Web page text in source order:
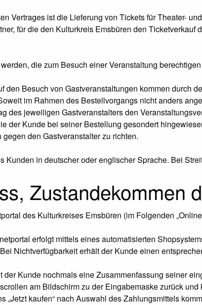
Vertrages ist die Lieferung von Tickets für Theater-
für die den Kulturkreis Emsbüren den Ticketverkauf
die zum Besuch einer Veranstaltung berechtigen
den Besuch von Gastveranstaltungen kommen durch
im Rahmen des Bestellvorgangs nicht anders
des jeweiligen Gastveranstalters den
der Kunde bei seiner Bestellung gesondert
den Gastveranstalter zu richten.
Kunden in deutscher oder englischer Sprache. Bei
Zustandekommen
des Kulturkreises Emsbüren (im Folgenden
erfolgt mittels eines automatisierten
Nichtverfügbarkeit erhält der Kunde einen
Kunde nochmals eine Zusammenfassung seiner
am Bildschirm zu der Eingabemaske zurück
„Jetzt kaufen“ nach Auswahl des Zahlungsmittels